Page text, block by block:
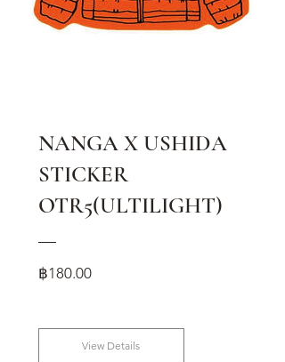
NANGA X USHIDA
STICKER
OTR5(ULTILIGHT)
฿180.00Price
View Details